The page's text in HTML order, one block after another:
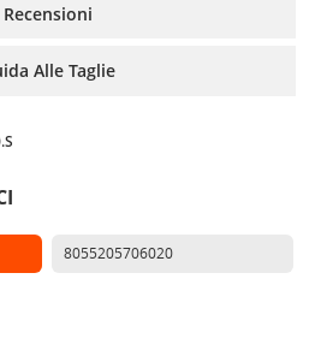
Recensioni
Alle Taglie
8055205706020